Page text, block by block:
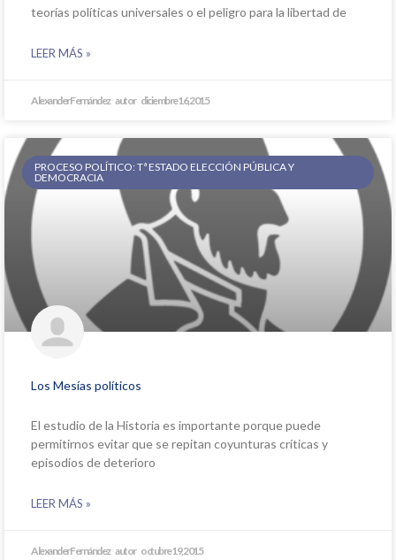
teorías políticas universales o el peligro para la libertad de
LEER MÁS »
Alexander Fernández diciembre 16, 2015
PROCESO POLÍTICO: Tª ESTADO ELECCIÓN PÚBLICA Y
DEMOCRACIA
Los Mesías políticos
El estudio de la Historia es importante porque puede
permitirnos evitar que se repitan coyunturas críticas y
episodios de deterioro
LEER MÁS »
Alexander Fernández octubre 19, 2015